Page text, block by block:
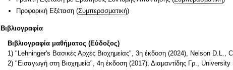
Προφορική Εξέταση (Συμπερασματική)
Βιβλιογραφία
Βιβλιογραφία μαθήματος (Εύδοξος)
1) "Lehninger's Βασικές Αρχές Βιοχημείας", 3η έκδοση (2024), Nelson
2) "Εισαγωγή στη Βιοχημεία", 4η έκδοση (2017), Διαμαντίδης Γρ.,